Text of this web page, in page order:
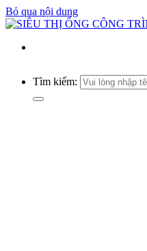
Bỏ qua nội dung
Tìm kiếm: